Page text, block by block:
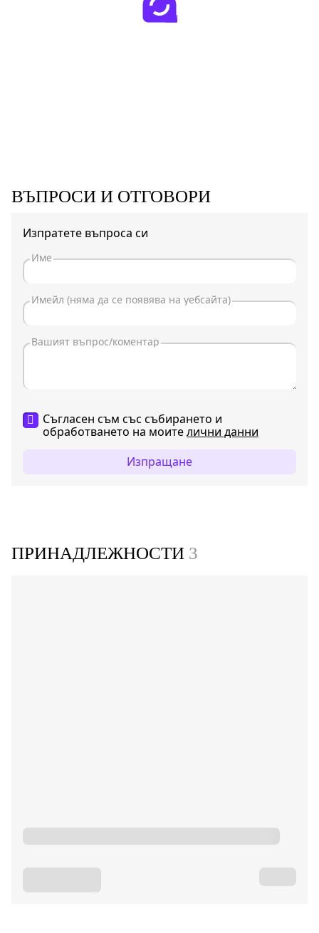
ВЪПРОСИ И ОТГОВОРИ
Изпратете въпроса си
Съгласен съм със събирането и
обработването на моителични данни
Изпращане
ПРИНАДЛЕЖНОСТИ 3